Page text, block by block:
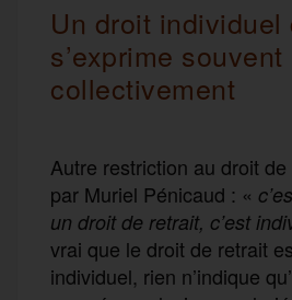
Un droit individuel
s’exprime souvent
collectivement
Autre restriction au droit
par Muriel Pénicaud : «
un droit de retrait, c’est
vrai que le droit de retrait
individuel, rien n’indique